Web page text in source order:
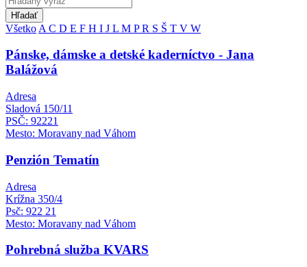
Hľadať
Všetko A C D E F H I J L M PR S Š T V W
Pánske, dámske a detské kaderníctvo - Jana
Balážová
Adresa
Sladová 150/11
PSČ: 92221
Mesto: Moravany nad Váhom
Penzión Tematín
Adresa
Krížna 350/4
Psč: 922 21
Mesto: Moravany nad Váhom
Pohrebná služba KVARS